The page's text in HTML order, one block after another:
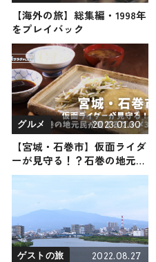
【海外の旅】総集編・1998年
をプレイバック
グルメ 2023.01.30
【宮城・石巻市】仮面ライダ
ーが見守る！？石巻の地元民
が愛するグルメ3選
ゲストの旅 2022.08.27